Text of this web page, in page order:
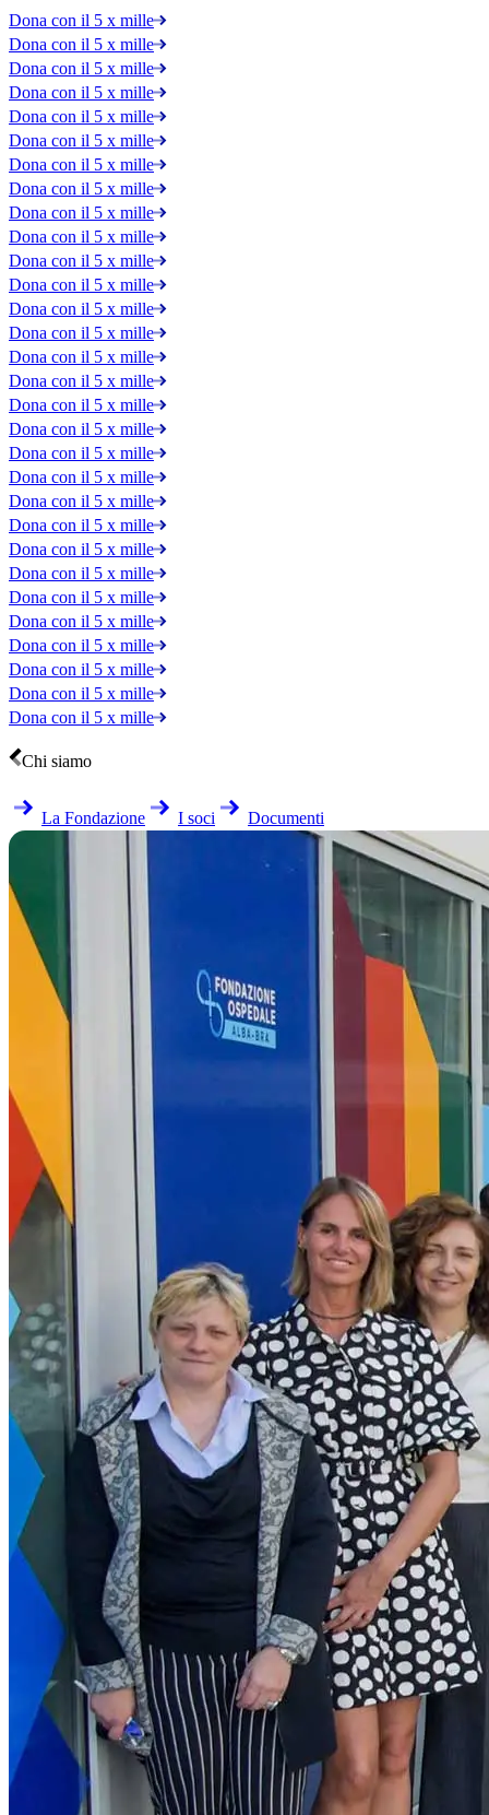
Dona con il 5 x mille
Dona con il 5 x mille
Dona con il 5 x mille
Dona con il 5 x mille
Dona con il 5 x mille
Dona con il 5 x mille
Dona con il 5 x mille
Dona con il 5 x mille
Dona con il 5 x mille
Dona con il 5 x mille
Dona con il 5 x mille
Dona con il 5 x mille
Dona con il 5 x mille
Dona con il 5 x mille
Dona con il 5 x mille
Dona con il 5 x mille
Dona con il 5 x mille
Dona con il 5 x mille
Dona con il 5 x mille
Dona con il 5 x mille
Dona con il 5 x mille
Dona con il 5 x mille
Dona con il 5 x mille
Dona con il 5 x mille
Dona con il 5 x mille
Dona con il 5 x mille
Dona con il 5 x mille
Dona con il 5 x mille
Dona con il 5 x mille
Dona con il 5 x mille
Chi siamo
La Fondazione I soci Documenti